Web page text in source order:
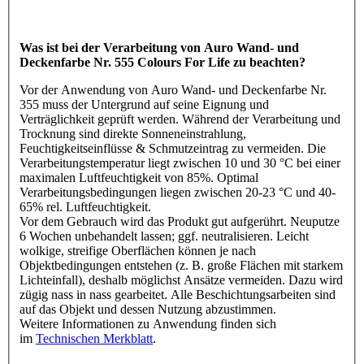
Was ist bei der Verarbeitung von Auro Wand- und
Deckenfarbe Nr. 555 Colours For Life zu beachten?
Vor der Anwendung von Auro Wand- und Deckenfarbe Nr.
355 muss der Untergrund auf seine Eignung und
Verträglichkeit geprüft werden. Während der Verarbeitung und
Trocknung sind direkte Sonneneinstrahlung,
Feuchtigkeitseinflüsse & Schmutzeintrag zu vermeiden. Die
Verarbeitungstemperatur liegt zwischen 10 und 30 °C bei einer
maximalen Luftfeuchtigkeit von 85%. Optimal
Verarbeitungsbedingungen liegen zwischen 20-23 °C und 40-
65% rel. Luftfeuchtigkeit.
Vor dem Gebrauch wird das Produkt gut aufgerührt. Neuputze
6 Wochen unbehandelt lassen; ggf. neutralisieren. Leicht
wolkige, streifige Oberflächen können je nach
Objektbedingungen entstehen (z. B. große Flächen mit starkem
Lichteinfall), deshalb möglichst Ansätze vermeiden. Dazu wird
zügig nass in nass gearbeitet. Alle Beschichtungsarbeiten sind
auf das Objekt und dessen Nutzung abzustimmen.
Weitere Informationen zu Anwendung finden sich
im Technischen Merkblatt.